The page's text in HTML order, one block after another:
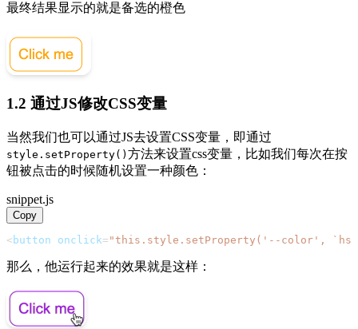
最终结果显示的就是备选的橙色
1.2 通过JS修改CSS变量
当然我们也可以通过JS去设置CSS变量，即通过
style.setProperty() 方法来设置css变量，比如我们每次在按
钮被点击的时候随机设置一种颜色：
snippet.js
Copy
< button onclick= "this.style.setProperty('--color',
那么，他运行起来的效果就是这样：